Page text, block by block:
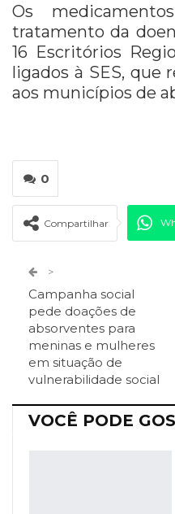
Os
tratamento da
16 Escritórios
ligados à SES, que
aos municípios de
0
Compartilhar
ReddIt
Facebook Messenger
>
Campanha social
pede doações de
absorventes para
meninas e mulheres
em situação de
vulnerabilidade social
VOCÊ PODE